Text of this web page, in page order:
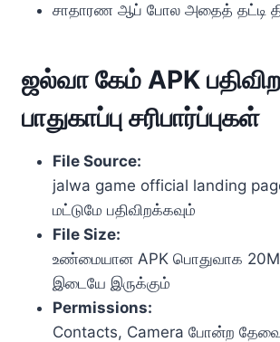
சாதாரண ஆப் போல அதைத் தட்டி
ஜல்வா கேம் APK
பாதுகாப்பு சரிபார்ப்புகள்
File Source:
jalwa game official landing
மட்டுமே பதிவிறக்கவும்
File Size:
உண்மையான APK பொதுவாக
இடையே இருக்கும்
Permissions:
Contacts, Camera போன்ற